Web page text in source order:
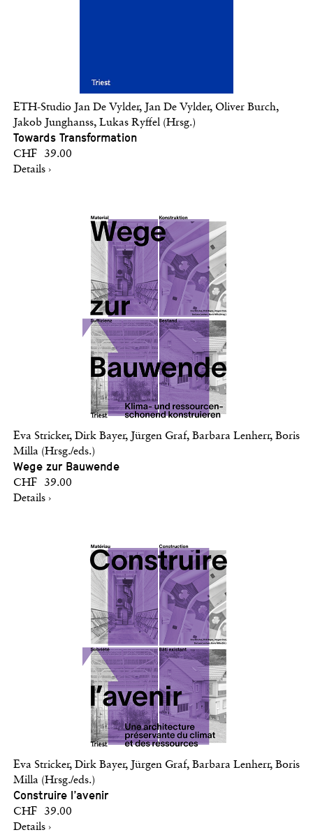
ETH-Studio Jan De Vylder, Jan De Vylder, Oliver Burch,
Jakob Junghanss, Lukas Ryffel (Hrsg.)
Towards Transformation
CHF 39.00
Details ›
Eva Stricker, Dirk Bayer, Jürgen Graf, Barbara Lenherr, Boris
Milla (Hrsg./eds.)
Wege zur Bauwende
CHF 39.00
Details ›
Eva Stricker, Dirk Bayer, Jürgen Graf, Barbara Lenherr, Boris
Milla (Hrsg./eds.)
Construire l’avenir
CHF 39.00
Details ›